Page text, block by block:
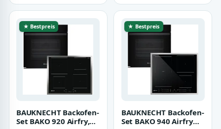
★ Bestpreis
BAUKNECHT Backofen-
Set BAKO 920 Airfry,
★ Bestpreis
BAUKNECHT Backofen-
Set BAKO 940 Airfry